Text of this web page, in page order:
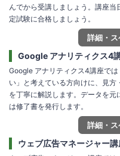
んでから受講しましょう。講座
定試験に合格しましょう。
詳細・
Google アナリティクス4
Google アナリティクス4講座で
い」と考えている方向けに、見
を丁寧に解説します。データを
は修了書を発行します。
詳細・
ウェブ広告マネージャー講